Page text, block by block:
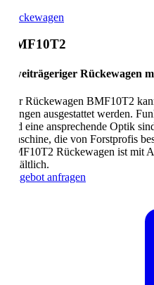
Rückewagen mit
Rückewagen BMF10T2 kann
ausgestattet werden.
eine ansprechende Optik sind
die von Forstprofis
Rückewagen ist mit A-
anfragen